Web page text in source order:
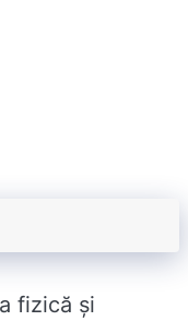
fizică și